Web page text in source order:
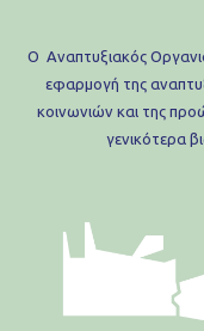
Ο Αναπτυξιακός
εφαρμογή της
κοινωνιών και της
γενικότερα